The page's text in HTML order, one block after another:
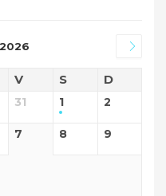
V S D
31 1 2
7 8 9